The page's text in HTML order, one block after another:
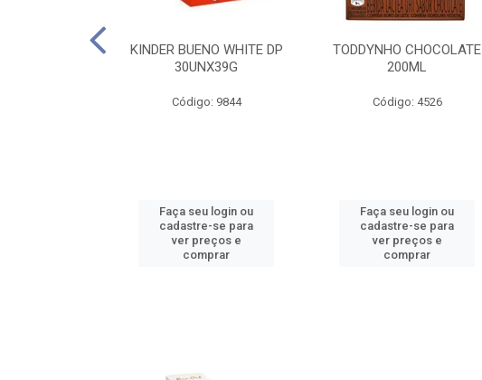
KINDER BUENO WHITE DP
30UNX39G
Código: 9844
Faça seu login ou
cadastre-se para
ver preços e
comprar
TODDYNHO CHOCOLATE
200ML
Código: 4526
Faça seu login ou
cadastre-se para
ver preços e
comprar